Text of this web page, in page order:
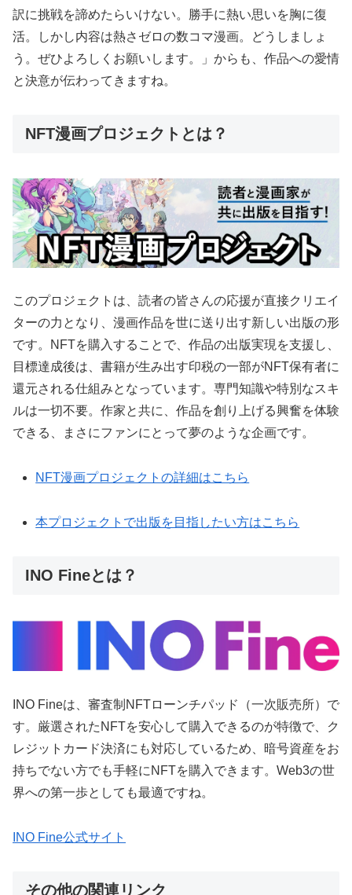
訳に挑戦を諦めたらいけない。勝手に熱い思いを胸に復
活。しかし内容は熱さゼロの数コマ漫画。どうしましょ
う。ぜひよろしくお願いします。」からも、作品への愛情
と決意が伝わってきますね。
NFT漫画プロジェクトとは？
このプロジェクトは、読者の皆さんの応援が直接クリエイ
ターの力となり、漫画作品を世に送り出す新しい出版の形
です。NFTを購入することで、作品の出版実現を支援し、
目標達成後は、書籍が生み出す印税の一部がNFT保有者に
還元される仕組みとなっています。専門知識や特別なスキ
ルは一切不要。作家と共に、作品を創り上げる興奮を体験
できる、まさにファンにとって夢のような企画です。
NFT漫画プロジェクトの詳細はこちら
本プロジェクトで出版を目指したい方はこちら
INO Fineとは？
INO Fineは、審査制NFTローンチパッド（一次販売所）で
す。厳選されたNFTを安心して購入できるのが特徴で、ク
レジットカード決済にも対応しているため、暗号資産をお
持ちでない方でも手軽にNFTを購入できます。Web3の世
界への第一歩としても最適ですね。
INO Fine公式サイト
その他の関連リンク